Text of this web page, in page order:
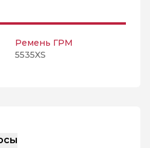
Ремень ГРМ
5535XS